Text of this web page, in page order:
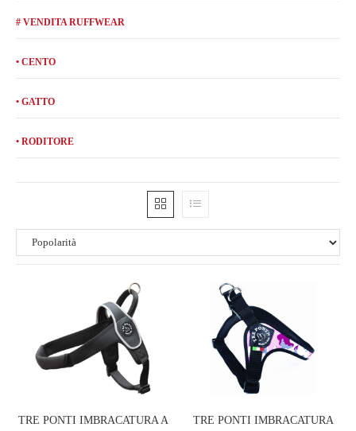
# VENDITA RUFFWEAR
• CENTO
• GATTO
• RODITORE
TRE PONTI IMBRACATURA A TRE PONTI IMBRACATURA